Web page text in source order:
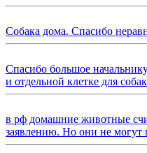
Собака дома. Спасибо
Спасибо большое
и отдельной клетке для
в рф домашние животные
заявлению. Но они не могут